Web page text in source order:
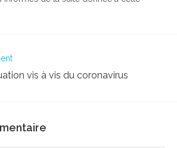
vis à vis du coronavirus